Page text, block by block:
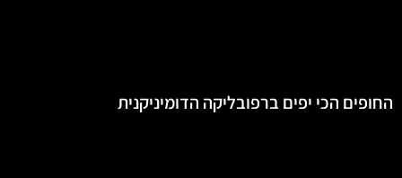
החופים הכי יפים ברפובליקה הדומיניקנית